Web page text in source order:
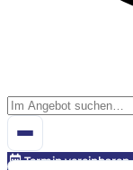
Termin vereinbaren